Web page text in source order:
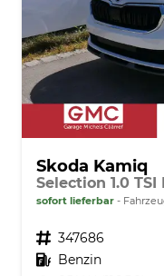
Skoda Kamiq
sofort lieferbar
Fahrzeugnr. 347686
Kraftstoff Benzin